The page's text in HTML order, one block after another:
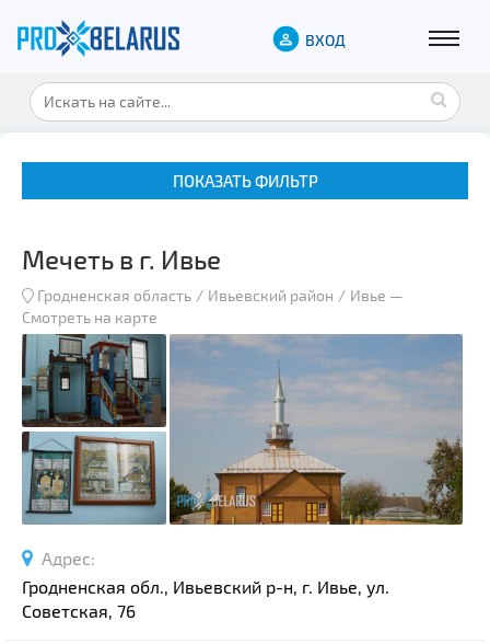
ВХОД
ПОКАЗАТЬ ФИЛЬТР
Музеи
Замки и дворцы
Военная история
Гражданская архитектура
Спортивные сооружения
Ратуши
Родовые усадьбы
Мечеть в г. Ивье
Гродненская область Ивьевский район Ивье —
Смотреть на карте
Адрес:
Гродненская обл., Ивьевский р-н, г. Ивье, ул.
Советская, 76